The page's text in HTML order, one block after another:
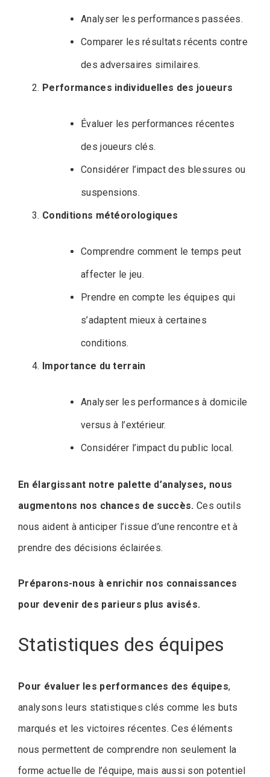
Analyser les performances passées.
Comparer les résultats récents contre
des adversaires similaires.
Performances individuelles des joueurs
Évaluer les performances récentes
des joueurs clés.
Considérer l’impact des blessures ou
suspensions.
Conditions météorologiques
Comprendre comment le temps peut
affecter le jeu.
Prendre en compte les équipes qui
s’adaptent mieux à certaines
conditions.
Importance du terrain
Analyser les performances à domicile
versus à l’extérieur.
Considérer l’impact du public local.
En élargissant notre palette d’analyses, nous
augmentons nos chances de succès. Ces outils
nous aident à anticiper l’issue d’une rencontre et à
prendre des décisions éclairées.
Préparons-nous à enrichir nos connaissances
pour devenir des parieurs plus avisés.
Statistiques des équipes
Pour évaluer les performances des équipes,
analysons leurs statistiques clés comme les buts
marqués et les victoires récentes. Ces éléments
nous permettent de comprendre non seulement la
forme actuelle de l’équipe, mais aussi son potentiel